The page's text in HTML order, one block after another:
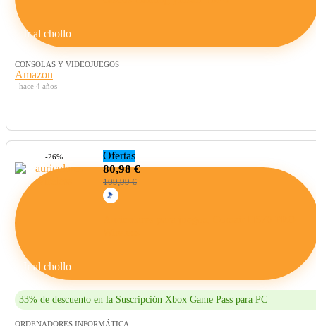
Ir al chollo
CONSOLAS Y VIDEOJUEGOS
Amazon
hace 4 años
Ofertas
-26%
80,98 €
109,99 €
Ir al chollo
33% de descuento en la Suscripción Xbox Game Pass para PC
ORDENADORES INFORMÁTICA